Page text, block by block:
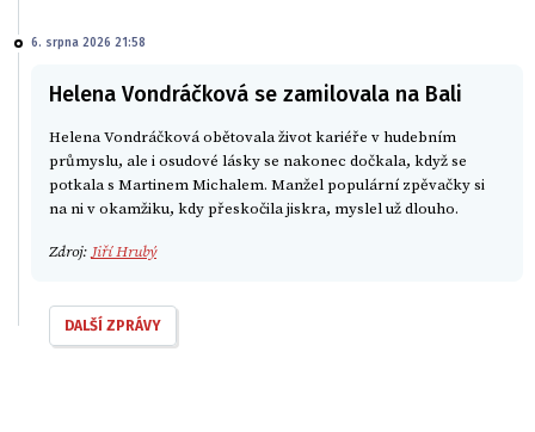
6. srpna 2026 21:58
Helena Vondráčková se zamilovala na Bali
Helena Vondráčková obětovala život kariéře v hudebním
průmyslu, ale i osudové lásky se nakonec dočkala, když se
potkala s Martinem Michalem. Manžel populární zpěvačky si
na ni v okamžiku, kdy přeskočila jiskra, myslel už dlouho.
Zdroj: Jiří Hrubý
DALŠÍ ZPRÁVY